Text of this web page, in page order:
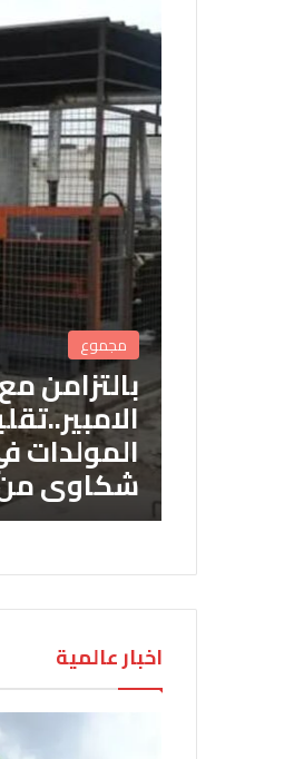
مجموع
بالتزامن
شكاوى من
اخبار عالمية